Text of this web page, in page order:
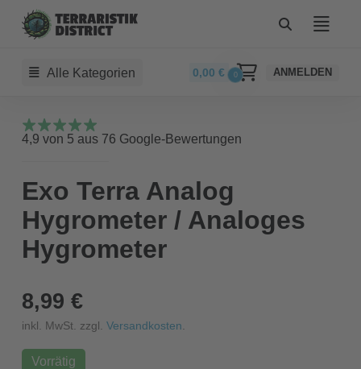
Alle Kategorien 0,00€ 0 ANMELDEN
4,9 von 5 aus 76 Google-Bewertungen
Exo Terra Analog
Hygrometer / Analoges
Hygrometer
8,99 €
inkl. MwSt. zzgl. Versandkosten
Vorrätig